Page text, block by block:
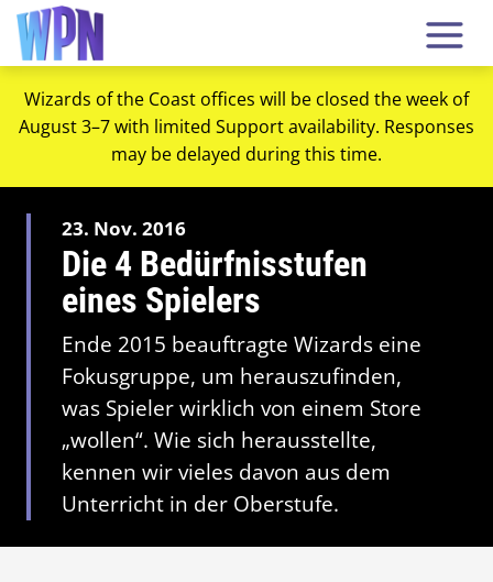
Wizards of the Coast offices will be closed the week of
August 3–7 with limited Support availability. Responses
may be delayed during this time.
23. Nov. 2016
Die 4 Bedürfnisstufen
eines Spielers
Ende 2015 beauftragte Wizards eine
Fokusgruppe, um herauszufinden,
was Spieler wirklich von einem Store
„wollen“. Wie sich herausstellte,
kennen wir vieles davon aus dem
Unterricht in der Oberstufe.